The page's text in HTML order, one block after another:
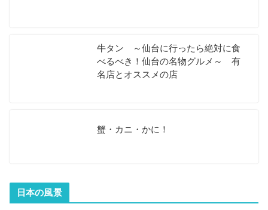
牛タン ～仙台に行ったら絶対に食
べるべき！仙台の名物グルメ～ 有
名店とオススメの店
蟹・カニ・かに！
日本の風景